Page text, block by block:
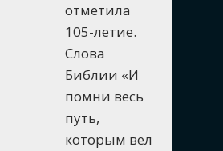
отметила
105-летие.
Слова
Библии «И
помни весь
путь,
которым вел